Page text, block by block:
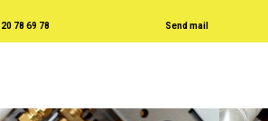
20 78 69 78 Send mail